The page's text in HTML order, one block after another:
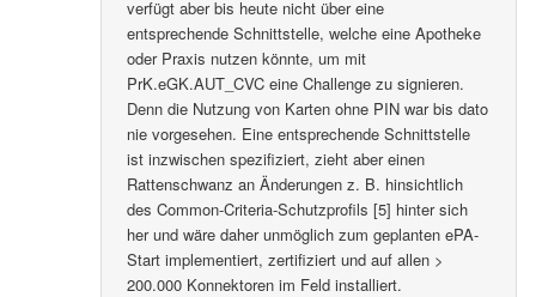
verfügt aber bis heute nicht über eine
entsprechende Schnittstelle, welche eine Apotheke
oder Praxis nutzen könnte, um mit
PrK.eGK.AUT_CVC eine Challenge zu signieren.
Denn die Nutzung von Karten ohne PIN war bis dato
nie vorgesehen. Eine entsprechende Schnittstelle
ist inzwischen spezifiziert, zieht aber einen
Rattenschwanz an Änderungen z. B. hinsichtlich
des Common-Criteria-Schutzprofils [5] hinter sich
her und wäre daher unmöglich zum geplanten ePA-
Start implementiert, zertifiziert und auf allen >
200.000 Konnektoren im Feld installiert.